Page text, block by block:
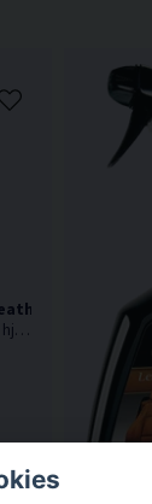
Leather conditioner hjälper lädret att återfå eller behålla sin lyxiga mjuka känsla under lång tid.